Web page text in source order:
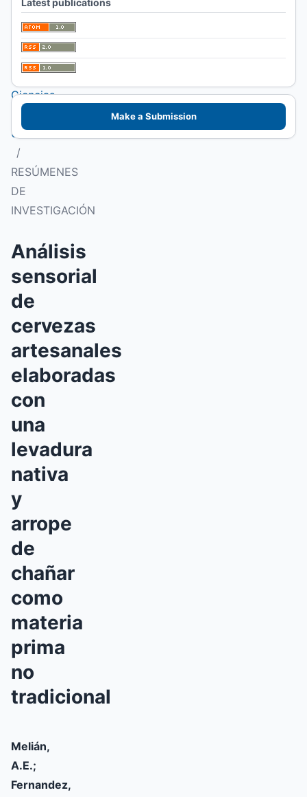
Patagónico de
Alimentos.
Facultad de
Ciencias
UNLPam
/
RESÚMENES
DE
INVESTIGACIÓN
Análisis
sensorial
de
cervezas
artesanales
elaboradas
con
una
levadura
nativa
y
arrope
de
chañar
como
materia
prima
no
tradicional
Melián,
A.E.;
Fernandez,
Make a Submission